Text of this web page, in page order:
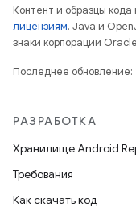
Контент и образцы
лицензиям. Java и
знаки корпорации
Последнее
РАЗРАБОТКА
Хранилище Android
Требования
Как скачать код